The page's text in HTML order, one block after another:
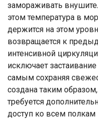
замораживать
этом температура в
держится на этом
возвращается к
интенсивной
исключает
самым сохраняя
создана таким
требуется
доступ ко всем полкам